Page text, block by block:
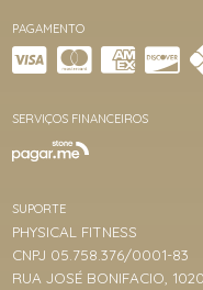
PAGAMENTO
SERVIÇOS FINANCEIROS
SUPORTE
PHYSICAL FITNESS
CNPJ 05.758.376/0001-83
RUA JOSÉ BONIFACIO,